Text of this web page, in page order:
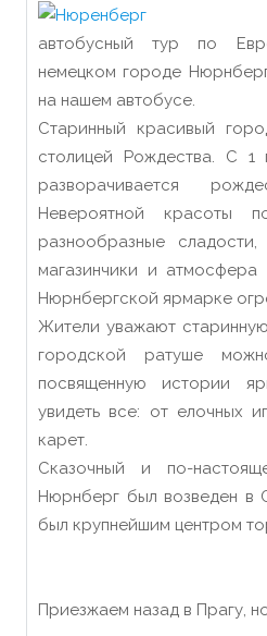
автобусный тур по
немецком городе
на нашем автобусе.
Старинный красивый
столицей Рождества. С 1
разворачивается
Невероятной красоты
разнообразные
магазинчики и атмосфера
Нюрнбергской ярмарке
Жители уважают
городской ратуше
посвященную истории
увидеть все: от елочных
карет.
Сказочный и по-
Нюрнберг был возведен в
был крупнейшим центром
Приезжаем назад в Прагу,